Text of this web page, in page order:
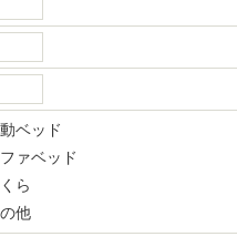
ベッド
ァベッド
ら
他